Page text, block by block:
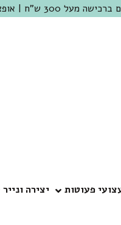
להיום באזור המרכז | מוזמנים לבקר בחנות בכפר שמריהו
פעוטות יצירה ונייר